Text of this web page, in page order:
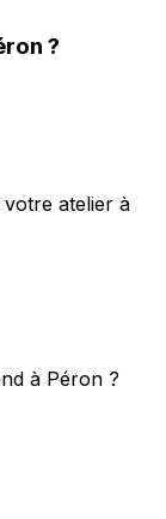
?
atelier à
à Péron ?